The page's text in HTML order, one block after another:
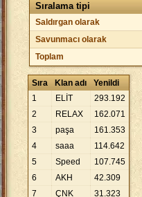
Sıralama tipi
Saldırgan olarak
Savunmacı olarak
Toplam
Sıra Klan adı
Yenildi
1
ELİT 293.192
2
RELAX 162.071
3
paşa 161.353
4
saaa 114.642
5
Speed 107.745
6
AKH 42.309
7
ÇNK 31.323